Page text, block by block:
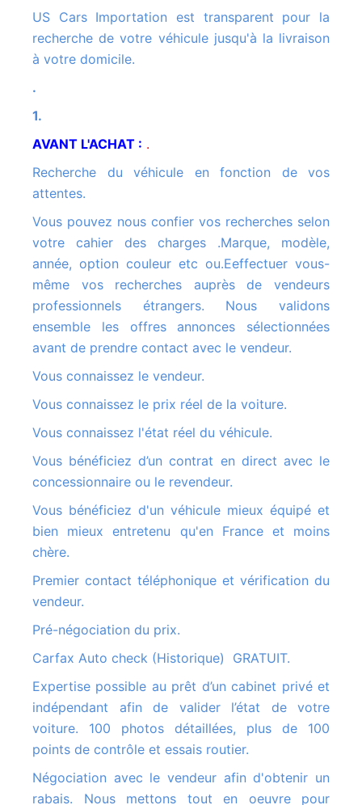
US Cars Importation est transparent pour la
recherche de votre véhicule jusqu'à la livraison
à votre domicile.
.
1.
AVANT L'ACHAT : .
Recherche du véhicule en fonction de vos
attentes.
Vous pouvez nous confier vos recherches selon
votre cahier des charges .Marque, modèle,
année, option couleur etc ou.Eeffectuer vous-
même vos recherches auprès de vendeurs
professionnels étrangers. Nous validons
ensemble les offres annonces sélectionnées
avant de prendre contact avec le vendeur.
Vous connaissez le vendeur.
Vous connaissez le prix réel de la voiture.
Vous connaissez l'état réel du véhicule.
Vous bénéficiez d’un contrat en direct avec le
concessionnaire ou le revendeur.
Vous bénéficiez d'un véhicule mieux équipé et
bien mieux entretenu qu'en France et moins
chère.
Premier contact téléphonique et vérification du
vendeur.
Pré-négociation du prix.
Carfax Auto check (Historique) GRATUIT.
Expertise possible au prêt d’un cabinet privé et
indépendant afin de valider l’état de votre
voiture. 100 photos détaillées, plus de 100
points de contrôle et essais routier.
Négociation avec le vendeur afin d'obtenir un
rabais. Nous mettons tout en oeuvre pour